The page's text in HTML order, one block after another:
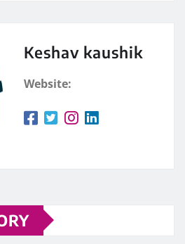
Keshav kaushik
Website: